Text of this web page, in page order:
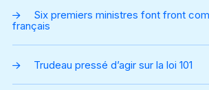
Six premiers ministres font front
français
Trudeau pressé d’agir sur la loi 101